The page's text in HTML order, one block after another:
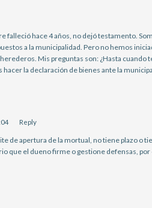
falleció hace 4 años, no dejó testamento.
a la municipalidad. Pero no hemos
Mis preguntas son: ¿Hasta cuando
la declaración de bienes ante la
Reply
de apertura de la mortual, no tiene plazo o
que el dueno firme o gestione defensas,